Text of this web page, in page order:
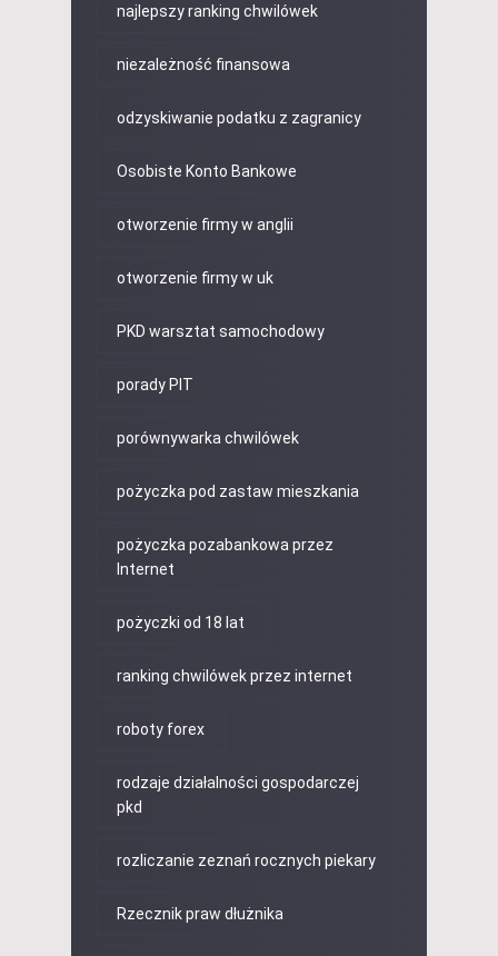
najlepszy ranking chwilówek
niezależność finansowa
odzyskiwanie podatku z zagranicy
Osobiste Konto Bankowe
otworzenie firmy w anglii
otworzenie firmy w uk
PKD warsztat samochodowy
porady PIT
porównywarka chwilówek
pożyczka pod zastaw mieszkania
pożyczka pozabankowa przez
Internet
pożyczki od 18 lat
ranking chwilówek przez internet
roboty forex
rodzaje działalności gospodarczej
pkd
rozliczanie zeznań rocznych piekary
Rzecznik praw dłużnika